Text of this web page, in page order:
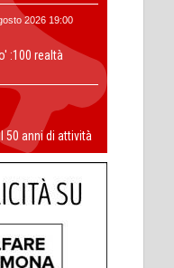
2026 19:00
:100 realtà
50 anni di attività